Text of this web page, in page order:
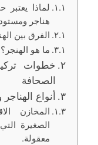
لماذا يعتبر
هناجر
الفرق بين
ما هو
خطوات
الصحافة
أنواع
المخازن
الصغيرة
معقولة.